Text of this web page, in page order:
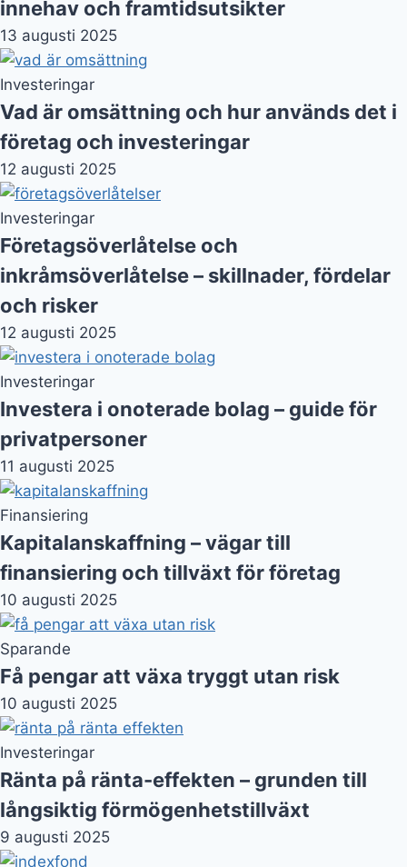
och risker
12 augusti 2025
Investeringar
Investera i onoterade bolag – guide för
privatpersoner
11 augusti 2025
Finansiering
Kapitalanskaffning – vägar till
finansiering och tillväxt för företag
10 augusti 2025
Sparande
Få pengar att växa tryggt utan risk
10 augusti 2025
Investeringar
Ränta på ränta-effekten – grunden till
långsiktig förmögenhetstillväxt
9 augusti 2025
Investeringar
Vad är en indexfond och varför är de ett
smart sparandealternativ?
9 augusti 2025
Aktier
Så fungerar en aktierobot med artificiell
intelligens
9 augusti 2025